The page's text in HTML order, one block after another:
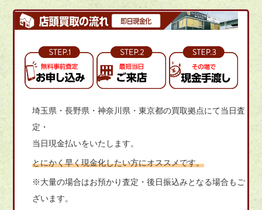
埼玉県・長野県・神奈川県・東京都の買取拠点にて当日査
定・
当日現金払いをいたします。
とにかく早く現金化したい方にオススメです。
※大量の場合はお預かり査定・後日振込みとなる場合もご
ざいます。